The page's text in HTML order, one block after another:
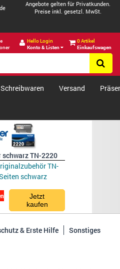
Angebote gelten für Privatkunden.
Preise inkl. gesetzl. MwSt.
Hello Login
Konto & Listen
0 Artikel
Einkaufswagen
Schreibwaren Versand
schwarz TN-2220
TN-
schwarz
Jetzt
kaufen
& Erste Hilfe Sonstiges